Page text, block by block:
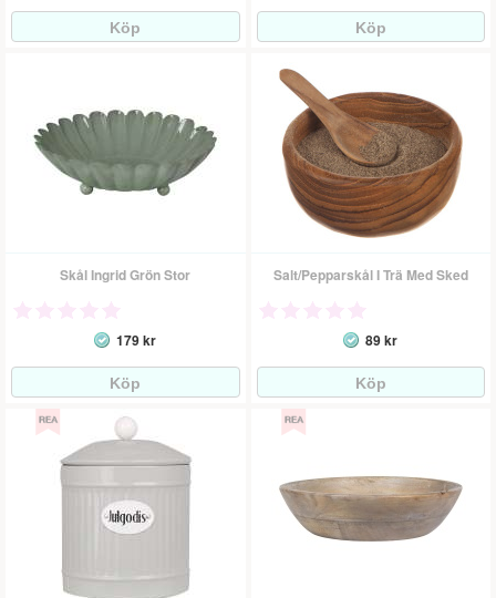
Skål Ingrid Grön Stor
179 kr
Salt/Pepparskål I Trä Med Sked
89 kr